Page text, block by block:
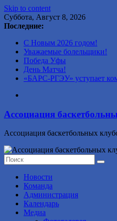
Skip to content
Суббота, Август 8, 2026
Последние:
С Новым 2026 годом!
Уважаемые болельщики!
Победа Уфы
День Матча!
«БАРС-РГЭУ» уступает
Ассоциация
Ассоциация баскетбольных
Новости
Команда
Администрация
Календарь
Медиа